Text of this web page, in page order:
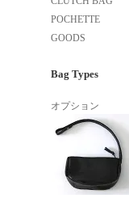
POCHETTE
GOODS
Bag Types
オプション